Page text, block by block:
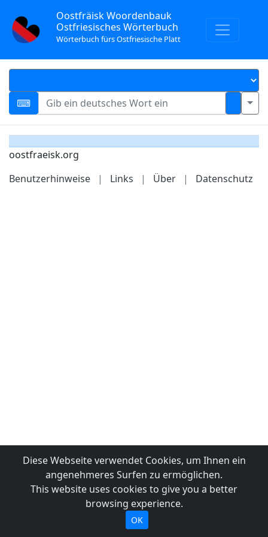
Oostfräisk Woordenbauk
Ostfriesisches Wörterbuch
Wörterbuch fürs Ostfriesische Platt
oostfraeisk.org
Benutzerhinweise
| Links | Über | Datenschutz
Diese Webseite verwendet Cookies, um Ihnen ein
angenehmeres Surfen zu ermöglichen.
This website uses cookies to give you a better
browsing experience.
OK